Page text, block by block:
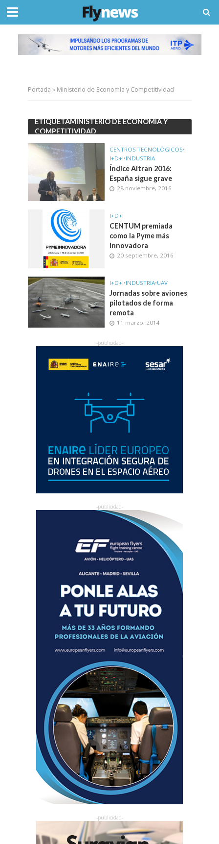
Portada » Ministerio de Economía y Competitividad
ETIQUETAMINISTERIO DE ECONOMÍA Y
COMPETITIVIDAD
CENTROS TECNOLÓGICOS•
I+D+I•INDUSTRIA
Índice Altran 2016:
España sigue grave
28 noviembre, 2016
I+D+I
CENTUM premiada
como la Pyme más
innovadora
20 septiembre, 2016
I+D+I•INDUSTRIA•UAV
Jornadas sobre aviones
pilotados de forma
remota
11 marzo, 2014